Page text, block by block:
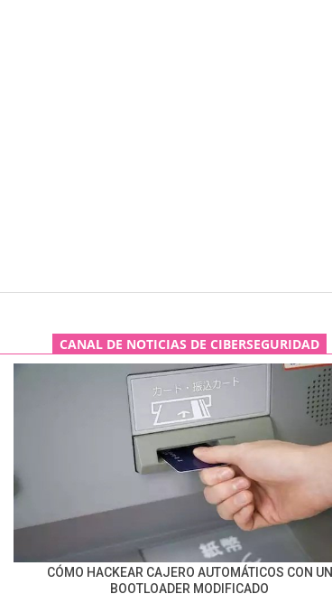
CANAL DE NOTICIAS DE CIBERSEGURIDAD
CÓMO HACKEAR CAJERO AUTOMÁTICOS CON UN
BOOTLOADER MODIFICADO